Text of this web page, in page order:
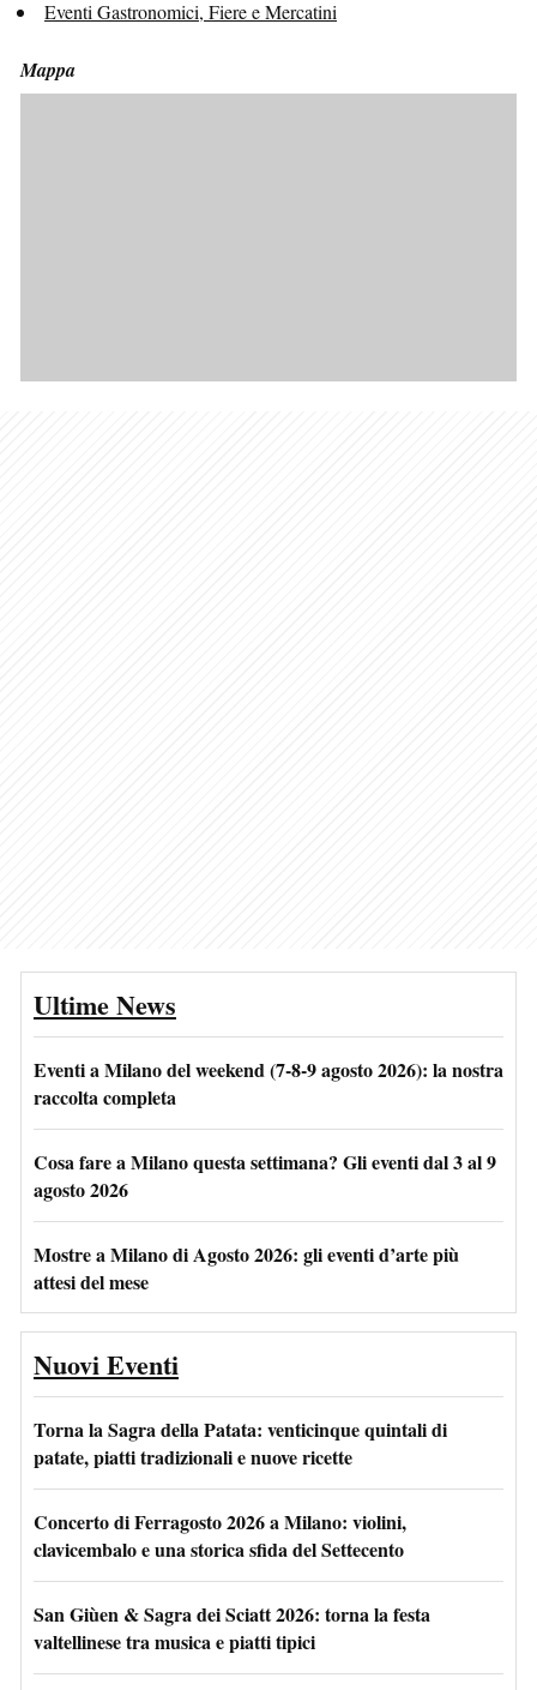
Eventi Gastronomici, Fiere e Mercatini
Mappa
Ultime News
Eventi a Milano del weekend (7-8-9 agosto 2026): la nostra
raccolta completa
Cosa fare a Milano questa settimana? Gli eventi dal 3 al 9
agosto 2026
Mostre a Milano di Agosto 2026: gli eventi d’arte più
attesi del mese
Nuovi Eventi
Torna la Sagra della Patata: venticinque quintali di
patate, piatti tradizionali e nuove ricette
Concerto di Ferragosto 2026 a Milano: violini,
clavicembalo e una storica sfida del Settecento
San Giùen & Sagra dei Sciatt 2026: torna la festa
valtellinese tra musica e piatti tipici